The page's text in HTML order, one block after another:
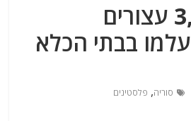
יותר מ-3,000 עצורים
בבתי הכלא
סוריה, פלסטינים